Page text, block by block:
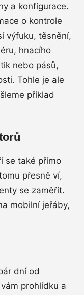
a konfigurace.
o kontrole
výfuku, těsnění,
hnacího
nebo pásů,
Tohle je ale
příklad
se také přímo
přesně ví,
se zaměřit.
mobilní jeřáby,
dní od
prohlídku a